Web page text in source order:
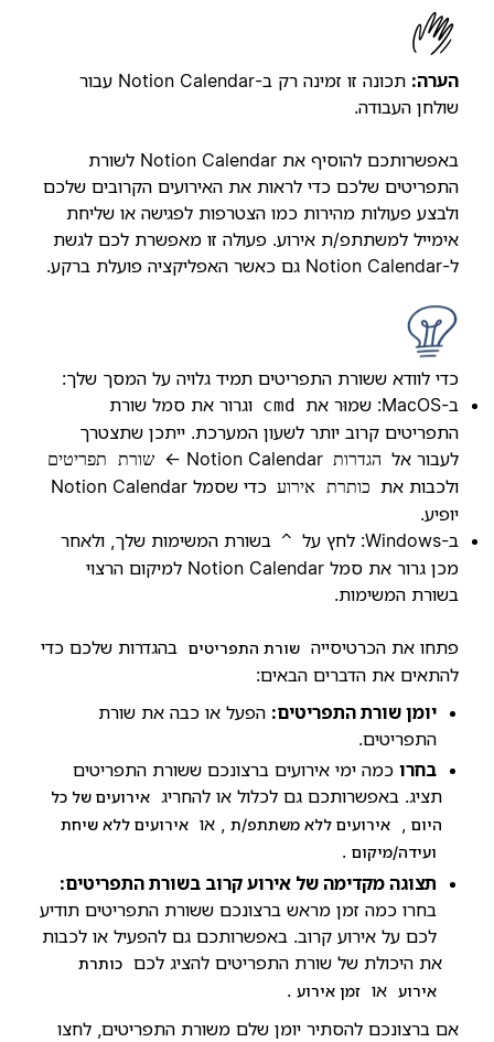
הערה:
תכונה זו זמינה רק ב-Notion Calendar עבור
שולחן העבודה.
באפשרותכם להוסיף את Notion Calendar לשורת
התפריטים שלכם כדי לראות את האירועים הקרובים שלכם
ולבצע פעולות מהירות כמו הצטרפות לפגישה או שליחת
אימייל למשתתפ/ת אירוע. פעולה זו מאפשרת לכם לגשת
ל-Notion Calendar גם כאשר האפליקציה פועלת ברקע.
כדי לוודא ששורת התפריטים תמיד גלויה על המסך שלך:
ב-MacOS: שמוּר את
cmd וגרור את סמל שורת
התפריטים קרוב יותר לשעון המערכת. ייתכן שתצטרך
לעבור אל הגדרות שורת תפריטים
ולכבות את כותרת אירוע
כדי שסמל Notion Calendar
יופיע.
ב-Windows: לחץ על
^ בשורת המשימות שלך, ולאחר
מכן גרור את סמל Notion Calendar למיקום הרצוי
בשורת המשימות.
פתחו את הכרטיסייה שורת התפריטים
בהגדרות שלכם כדי
להתאים את הדברים הבאים:
יומן שורת התפריטים: הפעל או כבה את שורת
התפריטים.
בחרו כמה ימי אירועים ברצונכם ששורת התפריטים
תציג. באפשרותכם גם לכלול או להחריג אירועים של כל
היום , אירועים ללא משתתפ/ת , או אירועים ללא שיחת
ועידה/מיקום .
תצוגה מקדימה של אירוע קרוב בשורת התפריטים:
בחרו כמה זמן מראש ברצונכם ששורת התפריטים תודיע
לכם על אירוע קרוב. באפשרותכם גם להפעיל או לכבות
את היכולת של שורת התפריטים להציג לכם כותרת
אירוע
או זמן אירוע .
אם ברצונכם להסתיר יומן שלם משורת התפריטים, לחצו